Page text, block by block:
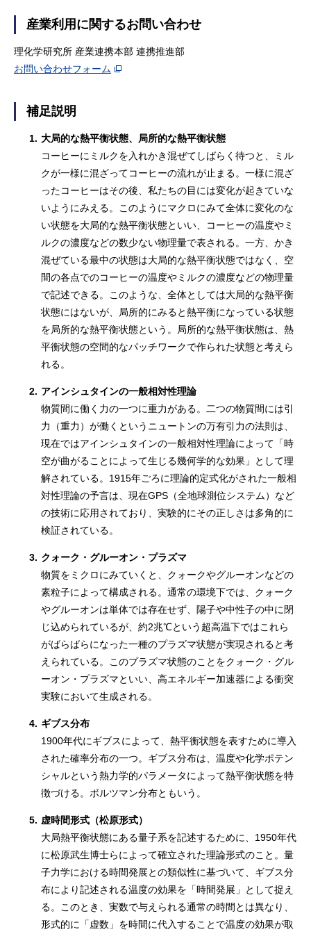
産業利用に関するお問い合わせ
理化学研究所 産業連携本部 連携推進部
お問い合わせフォーム
補足説明
1. 大局的な熱平衡状態、局所的な熱平衡状態
コーヒーにミルクを入れかき混ぜてしばらく待つと、ミル
クが一様に混ざってコーヒーの流れが止まる。一様に混ざ
ったコーヒーはその後、私たちの目には変化が起きていな
いようにみえる。このようにマクロにみて全体に変化のな
い状態を大局的な熱平衡状態といい、コーヒーの温度やミ
ルクの濃度などの数少ない物理量で表される。一方、かき
混ぜている最中の状態は大局的な熱平衡状態ではなく、空
間の各点でのコーヒーの温度やミルクの濃度などの物理量
で記述できる。このような、全体としては大局的な熱平衡
状態にはないが、局所的にみると熱平衡になっている状態
を局所的な熱平衡状態という。局所的な熱平衡状態は、熱
平衡状態の空間的なパッチワークで作られた状態と考えら
れる。
2. アインシュタインの一般相対性理論
物質間に働く力の一つに重力がある。二つの物質間には引
力（重力）が働くというニュートンの万有引力の法則は、
現在ではアインシュタインの一般相対性理論によって「時
空が曲がることによって生じる幾何学的な効果」として理
解されている。1915年ごろに理論的定式化がされた一般相
対性理論の予言は、現在GPS（全地球測位システム）など
の技術に応用されており、実験的にその正しさは多角的に
検証されている。
3. クォーク・グルーオン・プラズマ
物質をミクロにみていくと、クォークやグルーオンなどの
素粒子によって構成される。通常の環境下では、クォーク
やグルーオンは単体では存在せず、陽子や中性子の中に閉
じ込められているが、約2兆℃という超高温下ではこれら
がばらばらになった一種のプラズマ状態が実現されると考
えられている。このプラズマ状態のことをクォーク・グル
ーオン・プラズマといい、高エネルギー加速器による衝突
実験において生成される。
4. ギブス分布
1900年代にギブスによって、熱平衡状態を表すために導入
された確率分布の一つ。ギブス分布は、温度や化学ポテン
シャルという熱力学的パラメータによって熱平衡状態を特
徴づける。ボルツマン分布ともいう。
5. 虚時間形式（松原形式）
大局熱平衡状態にある量子系を記述するために、1950年代
に松原武生博士らによって確立された理論形式のこと。量
子力学における時間発展との類似性に基づいて、ギブス分
布により記述される温度の効果を「時間発展」として捉え
る。このとき、実数で与えられる通常の時間とは異なり、
形式的に「虚数」を時間に代入することで温度の効果が取